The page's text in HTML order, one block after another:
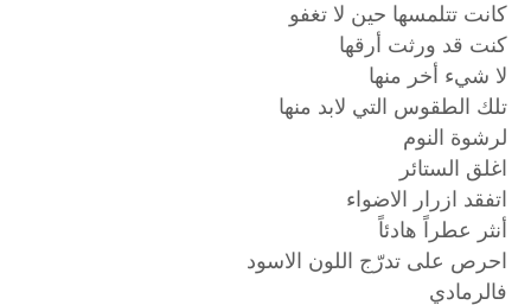
كانت تتلمسها حين لا تغفو
كنت قد ورثت أرقها
لا شيء أخر منها
تلك الطقوس التي لابد منها
لرشوة النوم
اغلق الستائر
اتفقد ازرار الاضواء
أنثر عطراً هادئاً
احرص على تدرّج اللون الاسود
فالرمادي